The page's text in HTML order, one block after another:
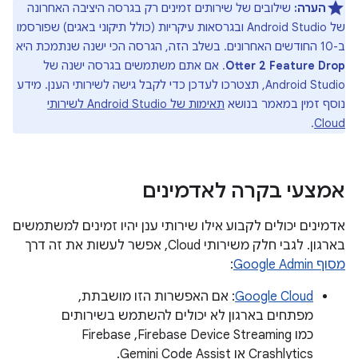
הערה: שילובים של שירותים זמינים רק בגרסה היציבה האחרונה
של Android Studio ובגרסאות עיקריות (כולל תיקוני באגים) שפורסמו
ב-10 החודשים האחרונים. בשלב הזה, הגרסה הכי ישנה שנתמכת היא
Otter 2 Feature Drop. אם אתם משתמשים בגרסה ישנה של
Android Studio, תצטרכו לעדכן כדי לקבל גישה לשירותי הענן. מידע
נוסף זמין במאמר בנושא
תאימות של Android Studio לשירותי
Cloud
.
אמצעי בקרה לאדמינים
אדמינים יכולים לקבוע אילו שירותי ענן יהיו זמינים למשתמשים
בארגון. לגבי חלק משירותי Cloud, אפשר לעשות את זה דרך
מסוף Google Admin
:
Google Cloud: אם האפשרות הזו מושבתת,
מפתחים בארגון לא יכולים להשתמש בשירותים
כמו Firebase Device Streaming,‏ Firebase
Crashlytics או Gemini Code Assist.